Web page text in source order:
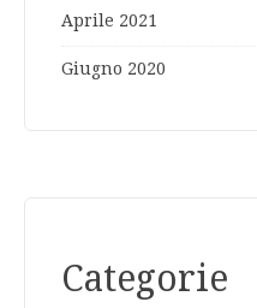
Aprile 2021
Giugno 2020
Categorie